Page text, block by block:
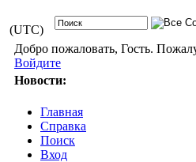
(UTC)
Добро пожаловать, Гость.
Войдите
Новости:
Главная
Справка
Поиск
Вход